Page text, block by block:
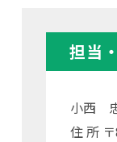
担当
小西
住 所